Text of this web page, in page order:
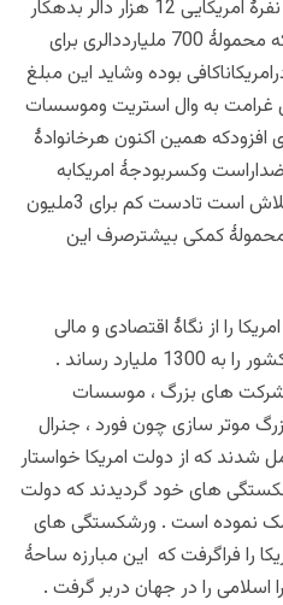
است که امروز هر خانوادۀ چهار نفرۀ امریکایی 12 هزار دالر بدهکار
هستند. چنانکه اوباما (9)گفت که محمولۀ 700 ملیارددالری برای
بوده وشاید این مبلغ
غرامت به وال استریت وموسسات
افزودکه همین اکنون هرخانوادۀ
12هزاردالرقرضداراست وکسربودجۀ امریکابه
800ملیارددالرخواهدرسید. اودرتلاش است تادست کم برای 3ملیون
محمولۀ کمکی بیشترصرف این
را از نگاۀ اقتصادی و مالی
زمینگیر نمود و کسر بودجۀ این کشور را به 1300 ملیارد رساند .
شرکت های بزرگ ، موسسات
موتر سازی چون فورد ، جنرال
شدند که از دولت امریکا خواستار
های خود گردیدند که دولت
ملیارد دالر کمک نموده است . ورشکستگی های
را فراگرفت که این مبارزه ساحۀ
اسلامی را در جهان دربر گرفت .